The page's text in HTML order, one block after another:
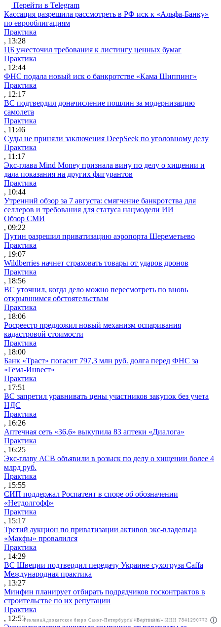
РекламаАО"ПРАВО.РУ" ИНН: 7708095468
Перейти в Telegram
Кассация разрешила рассмотреть в РФ иск к «Альфа-Банку»
по еврооблигациям
Практика
, 13:28
ЦБ ужесточил требования к листингу ценных бумаг
Практика
, 12:44
ФНС подала новый иск о банкротстве «Кама Шиппинг»
Практика
, 12:17
ВС подтвердил доначисление пошлин за модернизацию
самолета
Практика
, 11:46
Суды не приняли заключения DeepSeek по уголовному делу
Практика
, 11:17
Экс-глава Mind Money признала вину по делу о хищении и
дала показания на других фигурантов
Практика
, 10:44
Утренний обзор за 7 августа: смягчение банкротства для
селлеров и требования для статуса нацмодели ИИ
Обзор СМИ
, 09:22
Путин разрешил приватизацию аэропорта Шереметьево
Практика
, 19:07
Wildberries начнет страховать товары от ударов дронов
Практика
, 18:56
ВС уточнил, когда дело можно пересмотреть по вновь
открывшимся обстоятельствам
Практика
, 18:06
Росреестр предложил новый механизм оспаривания
кадастровой стоимости
Практика
, 18:00
Банк «Траст» погасит 797,3 млн руб. долга перед ФНС за
«Гема-Инвест»
Практика
, 17:51
ВС запретил уравнивать цены участников закупок без учета
НДС
Практика
, 16:26
Аптечная сеть «36,6» выкупила 83 аптеки «Диалога»
Практика
, 16:25
Экс-главу АСВ объявили в розыск по делу о хищении более 4
млрд руб.
Практика
, 15:55
СИП поддержал Роспатент в споре об обозначении
«Нетдолгофф»
Практика
, 15:17
Третий аукцион по приватизации активов экс-владельца
«Макфы» провалился
Практика
, 14:29
ВС Швеции подтвердил передачу Украине сухогруза Caffa
Международная практика
, 13:27
Минфин планирует отбирать подрядчиков госконтрактов в
строительстве по их репутации
Практика
, 12:52Реклама Адвокатское бюро Санкт-Петербурга «Вертикаль» ИНН 7841290773